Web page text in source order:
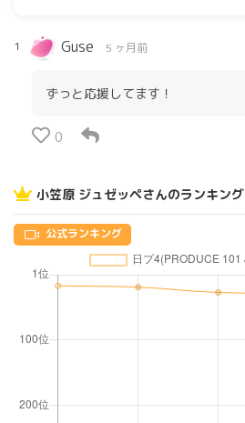
1 Guse 5 ヶ月前
ずっと応援してます！
0
小笠原 ジュゼッペさんのランキング
公式ランキング